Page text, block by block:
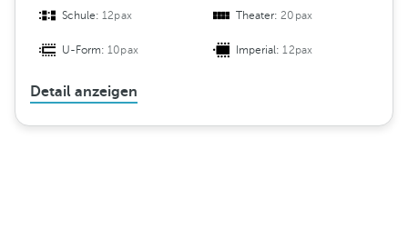
Schule:12pax Theater:20pax
U-Form:10pax Imperial:12pax
Detail anzeigen